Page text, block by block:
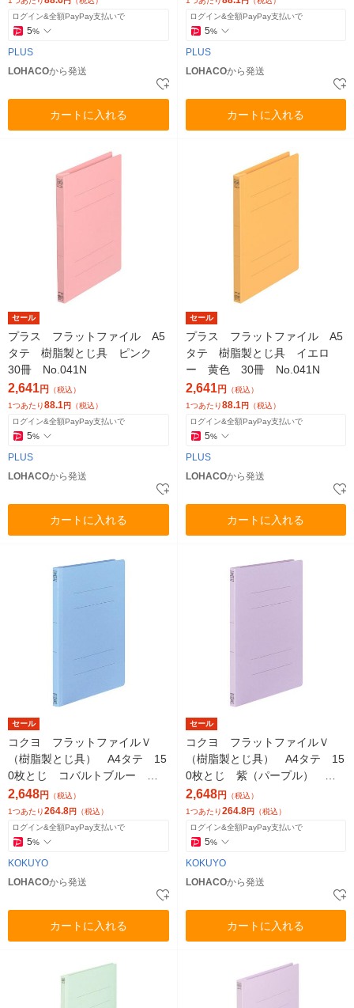
ログイン&全額PayPay支払いで
5%
PLUS
LOHACOから発送
カートに入れる
ログイン&全額PayPay支払いで
5%
PLUS
LOHACOから発送
カートに入れる
セール
プラス フラットファイル A5
タテ 樹脂製とじ具 ピンク
30冊 No.041N
2,641円
（税込）
1つあたり88.1円 （税込）
ログイン&全額PayPay支払いで
5%
PLUS
LOHACOから発送
カートに入れる
セール
プラス フラットファイル A5
タテ 樹脂製とじ具 イエロ
ー 黄色 30冊 No.041N
2,641円
（税込）
1つあたり88.1円 （税込）
ログイン&全額PayPay支払いで
5%
PLUS
LOHACOから発送
カートに入れる
セール
コクヨ フラットファイルＶ
（樹脂製とじ具） A4タテ 15
0枚とじ コバルトブルー フ-
V10-3CB 1箱（30冊）
2,648円 （税込）
1つあたり264.8円 （税込）
ログイン&全額PayPay支払いで
5%
KOKUYO
LOHACOから発送
カートに入れる
セール
コクヨ フラットファイルＶ
（樹脂製とじ具） A4タテ 15
0枚とじ 紫（パープル） フ-
V10-3V 1箱（30冊）
2,648円 （税込）
1つあたり264.8円 （税込）
ログイン&全額PayPay支払いで
5%
KOKUYO
LOHACOから発送
カートに入れる